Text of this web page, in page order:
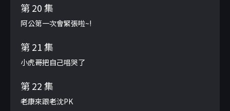
第 20 集
阿公第一次會緊張啦~!
第 21 集
小虎哥把自己唱哭了
第 22 集
老康來跟老沈PK